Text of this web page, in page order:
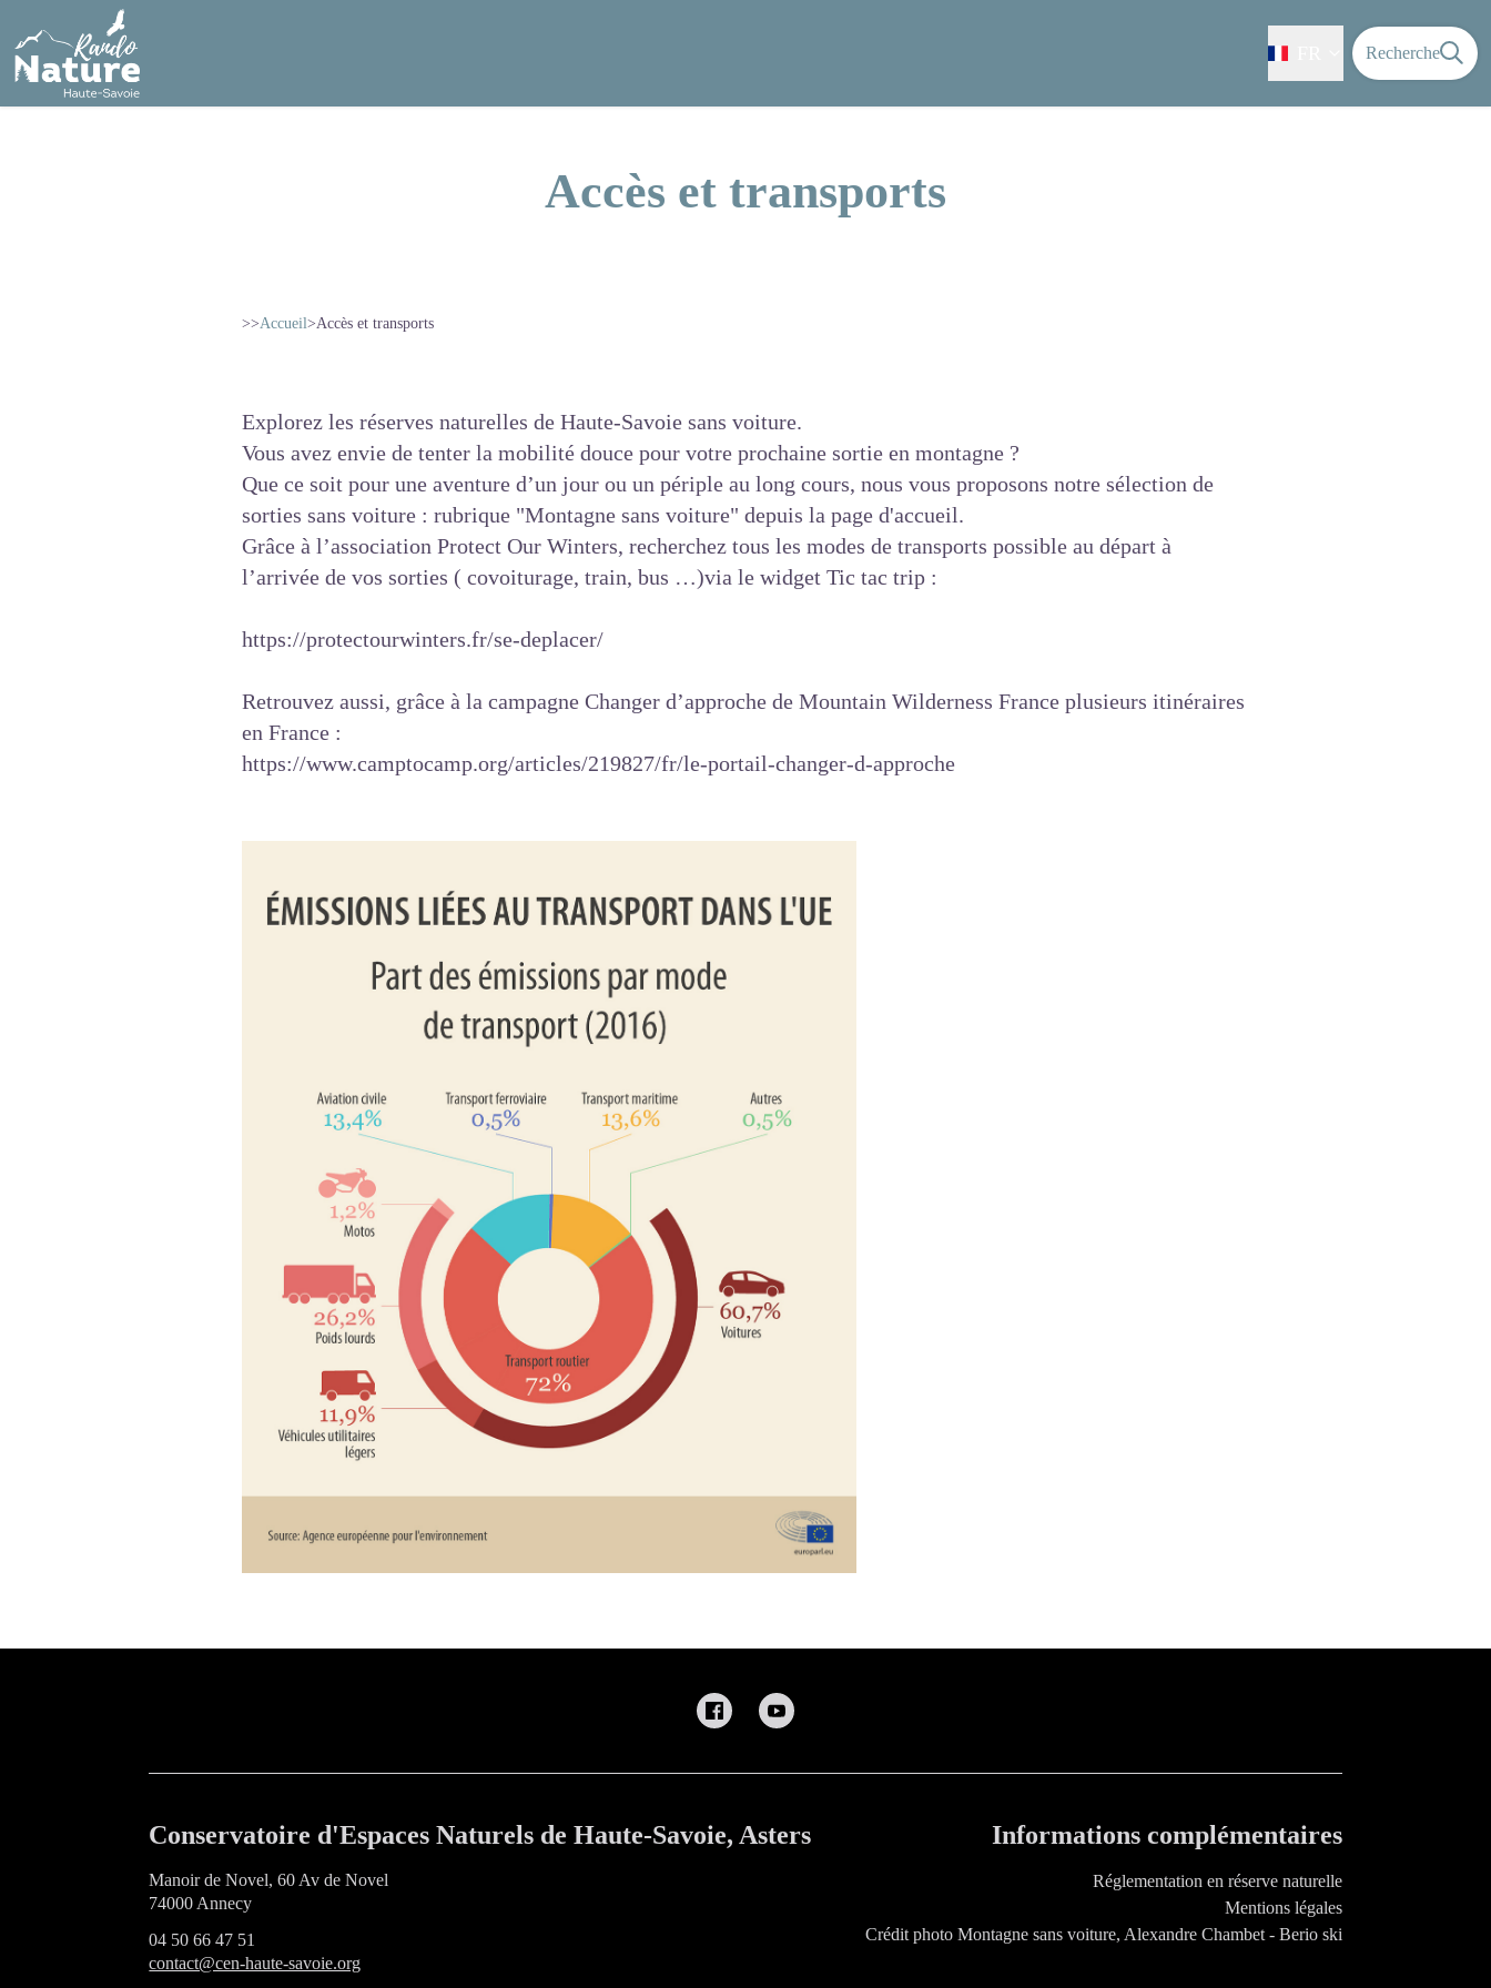
Recherche
Accès et transports
>>Accueil>Accès et transports
Explorez les réserves naturelles de Haute-Savoie sans voiture.
Vous avez envie de tenter la mobilité douce pour votre prochaine sortie en montagne ?
Que ce soit pour une aventure d’un jour ou un périple au long cours, nous vous proposons notre sélection de
sorties sans voiture : rubrique "Montagne sans voiture" depuis la page d'accueil.
Grâce à l’association Protect Our Winters, recherchez tous les modes de transports possible au départ à
l’arrivée de vos sorties ( covoiturage, train, bus …)via le widget Tic tac trip :
https://protectourwinters.fr/se-deplacer/
Retrouvez aussi, grâce à la campagne Changer d’approche de Mountain Wilderness France plusieurs itinéraires
en France :
https://www.camptocamp.org/articles/219827/fr/le-portail-changer-d-approche
Conservatoire d'Espaces Naturels de Haute-Savoie, Asters
Manoir de Novel, 60 Av de Novel
74000 Annecy
04 50 66 47 51
contact@cen-haute-savoie.org
Informations complémentaires
Réglementation en réserve naturelle
Mentions légales
Crédit photo Montagne sans voiture, Alexandre Chambet - Berio ski